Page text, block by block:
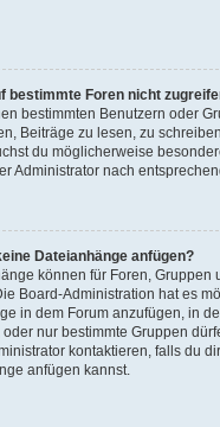
bestimmte Foren nicht
bestimmten Benutzern oder
Beiträge zu lesen, zu
du möglicherweise
Administrator nach
Dateianhänge anfügen?
können für Foren, Gruppen
Board-Administration hat es
in dem Forum anzufügen, in
nur bestimmte Gruppen
kontaktieren, falls du
anfügen kannst.